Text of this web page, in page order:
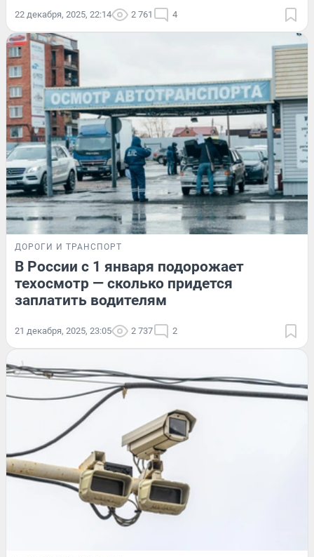
22 декабря, 2025, 22:14 2 761 4
ДОРОГИ И ТРАНСПОРТ
В России с 1 января подорожает
техосмотр — сколько придется
заплатить водителям
21 декабря, 2025, 23:05 2 737 2